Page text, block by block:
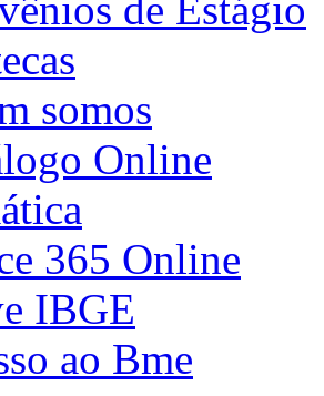
somos
Online
365 Online
IBGE
ao Bme